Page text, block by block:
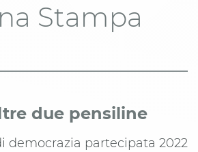
Stampa
due pensiline
democrazia partecipata 2022